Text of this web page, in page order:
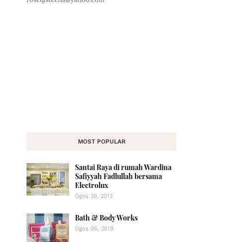
MOST POPULAR
Santai Raya di rumah Wardina
Safiyyah Fadlullah bersama
Electrolux
Ogos 29, 2013
Bath & Body Works
Ogos 06, 2019